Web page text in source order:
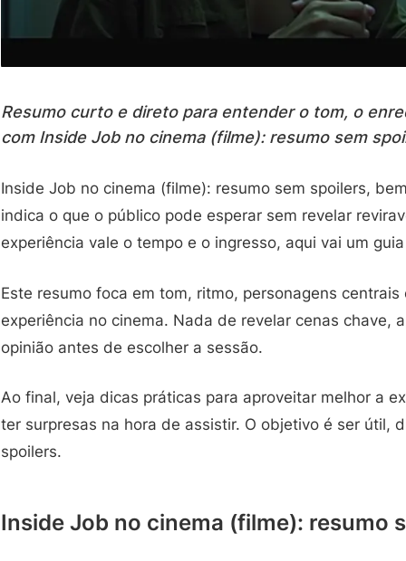
Resumo curto e direto para entender o tom, o
com Inside Job no cinema (filme): resumo sem
Inside Job no cinema (filme): resumo sem spoilers,
indica o que o público pode esperar sem revelar
experiência vale o tempo e o ingresso, aqui vai um
Este resumo foca em tom, ritmo, personagens
experiência no cinema. Nada de revelar cenas chave,
opinião antes de escolher a sessão.
Ao final, veja dicas práticas para aproveitar melhor a
ter surpresas na hora de assistir. O objetivo é ser útil,
spoilers.
Inside Job no cinema (filme): resumo